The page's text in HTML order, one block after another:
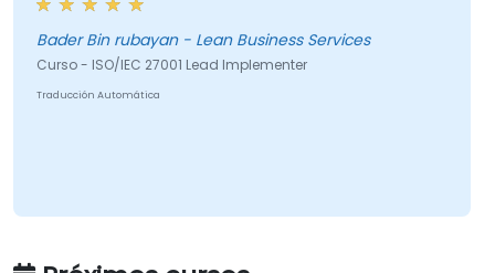
Bader Bin rubayan - Lean Business Services
Curso - ISO/IEC 27001 Lead Implementer
Traducción Automática